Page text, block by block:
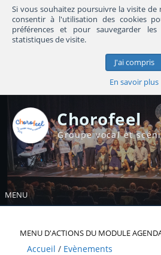
Si vous souhaitez poursuivre la visite
consentir à l'utilisation des cookies
préférences et pour sauvegarder
statistiques de visite.
J'ai compris
En savoir plus
Chorofeel
Groupe vocal et
MENU
MENU D'ACTIONS DU MODULE
Accueil Evènements